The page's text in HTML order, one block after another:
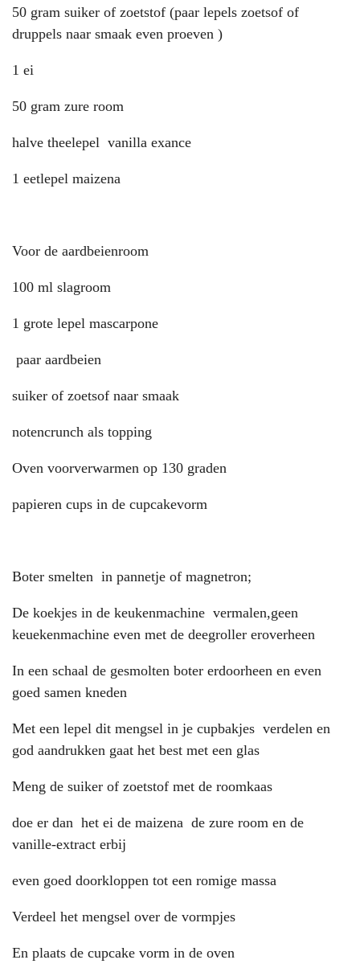
50 gram suiker of zoetstof (paar lepels zoetsof of
druppels naar smaak even proeven )
1 ei
50 gram zure room
halve theelepel vanilla exance
1 eetlepel maizena
Voor de aardbeienroom
100 ml slagroom
1 grote lepel mascarpone
paar aardbeien
suiker of zoetsof naar smaak
notencrunch als topping
Oven voorverwarmen op 130 graden
papieren cups in de cupcakevorm
Boter smelten in pannetje of magnetron;
De koekjes in de keukenmachine vermalen,geen
keuekenmachine even met de deegroller eroverheen
In een schaal de gesmolten boter erdoorheen en even
goed samen kneden
Met een lepel dit mengsel in je cupbakjes verdelen en
god aandrukken gaat het best met een glas
Meng de suiker of zoetstof met de roomkaas
doe er dan het ei de maizena de zure room en de
vanille-extract erbij
even goed doorkloppen tot een romige massa
Verdeel het mengsel over de vormpjes
En plaats de cupcake vorm in de oven